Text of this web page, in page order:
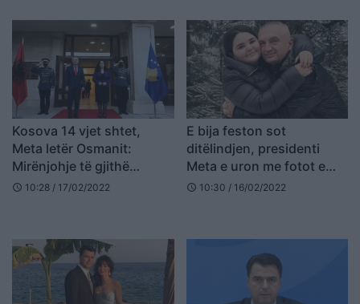
Kosova 14 vjet shtet,
Meta letër Osmanit:
Mirënjohje të gjithë
vizionarëve dhe heronjve
schedule 10:28 / 17/02/2022
E bija feston sot
ditëlindjen, presidenti
Meta e uron me fotot e
veçanta (FOTO LAJM)
schedule 10:30 / 16/02/2022